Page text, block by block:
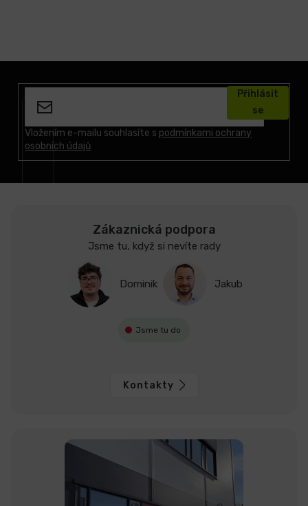
Vložením e-mailu souhlasíte s podmínkami ochrany
osobních údajů
Přihlásit
se
Zákaznická podpora
Jsme tu, když si nevíte rady
Dominik Jakub
Jsme tu do
Kontakty